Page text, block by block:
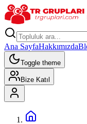
Ana SayfaHakkımızda
Toggle theme
Bize Katıl